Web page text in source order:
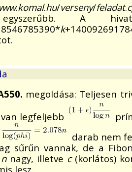
.komal.hu/verseny/feladat.
A
k
megoldása: Teljesen
legfeljebb
darab nem
sűrűn vannak, de a
nnagy, illetve c(korlátos)
lesz.